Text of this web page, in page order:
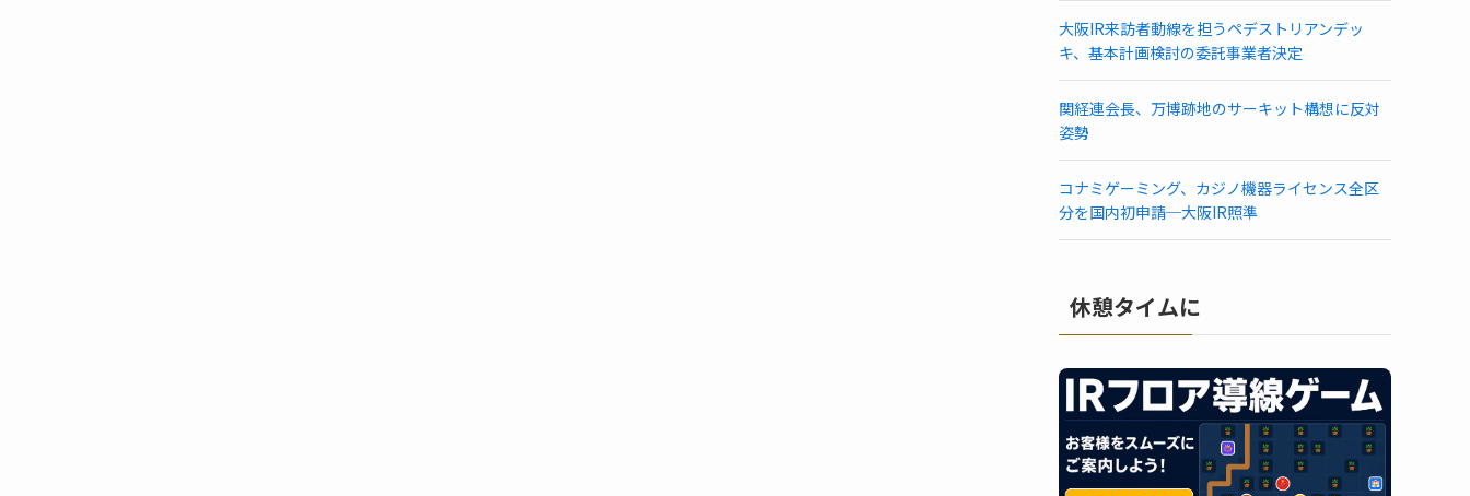
大阪IR来訪者動線を担うペデストリアンデッ
キ、基本計画検討の委託事業者決定
関経連会長、万博跡地のサーキット構想に反対
姿勢
コナミゲーミング、カジノ機器ライセンス全区
分を国内初申請─大阪IR照準
休憩タイムに